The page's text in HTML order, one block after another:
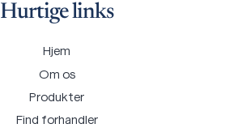
Hurtige links
Hjem
Om os
Produkter
Find forhandler